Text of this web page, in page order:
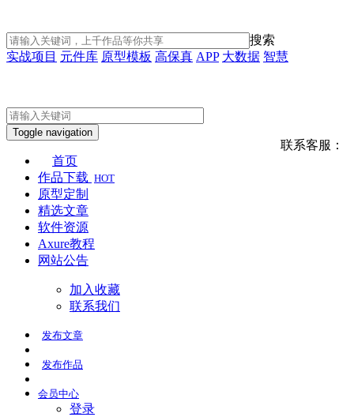
搜索
实战项目 元件库 原型模板 高保真 APP 大数据 智慧
联系客服：
Toggle navigation
首页
作品下载 HOT
原型定制
精选文章
软件资源
Axure教程
网站公告
加入收藏
联系我们
发布文章
发布作品
会员中心
登录